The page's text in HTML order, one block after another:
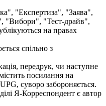
"Експертиза", "Заява",
"Вибори", "Тест-драйв",
на правах
спільно з
передрук, чи наступне
посилання на
суворо забороняється.
Я-Корреспондент є автор